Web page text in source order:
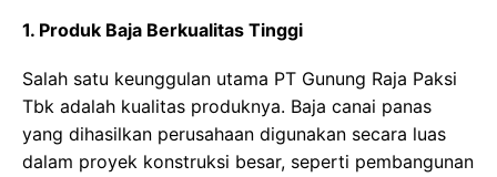
1. Produk Baja Berkualitas Tinggi
Salah satu keunggulan utama PT Gunung Raja Paksi
Tbk adalah kualitas produknya. Baja canai panas
yang dihasilkan perusahaan digunakan secara luas
dalam proyek konstruksi besar, seperti pembangunan